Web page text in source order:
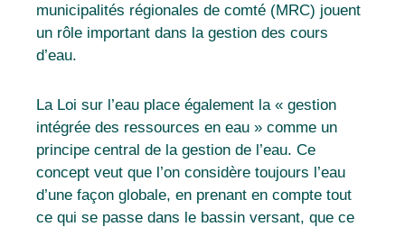
municipalités régionales de comté (MRC) jouent
un rôle important dans la gestion des cours
d’eau.
La Loi sur l’eau place également la « gestion
intégrée des ressources en eau » comme un
principe central de la gestion de l’eau. Ce
concept veut que l’on considère toujours l’eau
d’une façon globale, en prenant en compte tout
ce qui se passe dans le bassin versant, que ce